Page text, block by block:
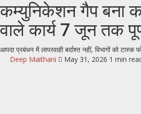
कम्युनिकेशन गैप बना
वाले कार्य 7 जून तक
आपदा प्रबंधन में लापरवाही बर्दाश्त नहीं, विभागों को
Deep Maithani
May 31, 2026 1 min